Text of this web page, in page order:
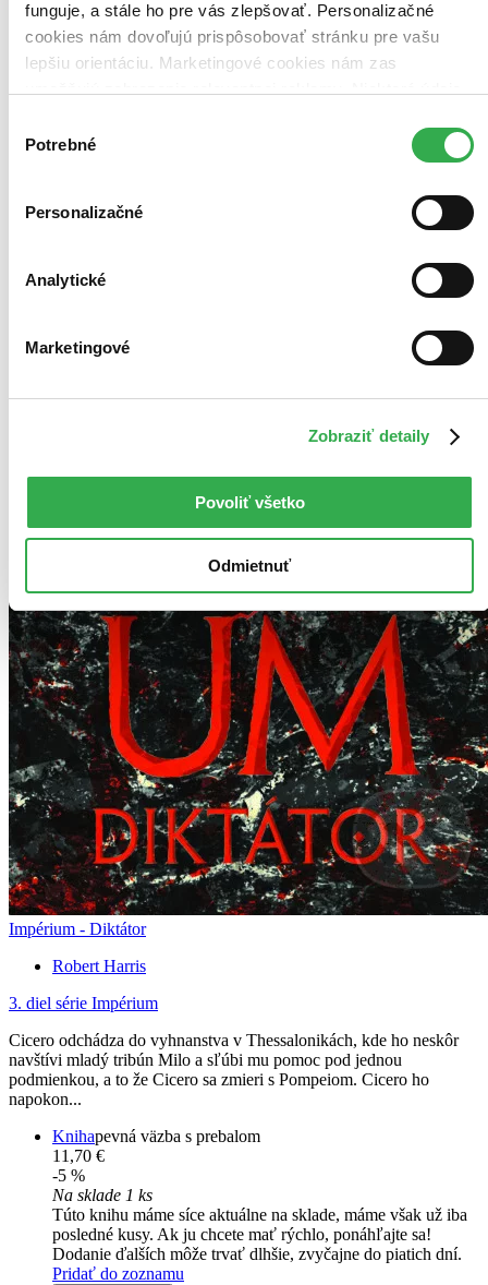
funguje, a stále ho pre vás zlepšovať. Personalizačné
cookies nám dovoľujú prispôsobovať stránku pre vašu
lepšiu orientáciu. Marketingové cookies nám zas
keby sme mohli používať všetky tieto cookies. Ďakujeme!
súhlasu
Potrebné
Personalizačné
Analytické
Marketingové
Zobraziť detaily
Povoliť všetko
Odmietnuť
Najdrahšie
Najlacnejšie
Najvyššia zľava
Impérium - Diktátor
Robert Harris
3. diel série Impérium
Cicero odchádza do vyhnanstva v Thessalonikách, kde ho neskôr
navštívi mladý tribún Milo a sľúbi mu pomoc pod jednou
podmienkou, a to že Cicero sa zmieri s Pompeiom. Cicero ho
napokon...
Knihapevná väzba s prebalom
11,70 €
-5 %
Na sklade 1 ks
Túto knihu máme síce aktuálne na sklade, máme však už iba
posledné kusy. Ak ju chcete mať rýchlo, ponáhľajte sa!
Dodanie ďalších môže trvať dlhšie, zvyčajne do piatich dní.
Pridať do zoznamu